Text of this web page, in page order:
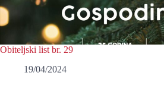
Obiteljski list br. 29
19/04/2024